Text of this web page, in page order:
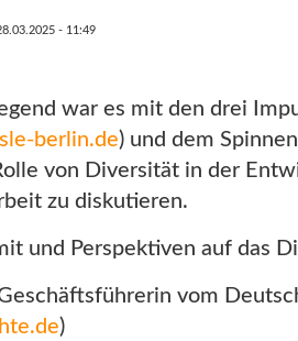
- 11:49
war es mit den drei
berlin.de) und dem
von Diversität in der
zu diskutieren.
und Perspektiven auf das
vom
)